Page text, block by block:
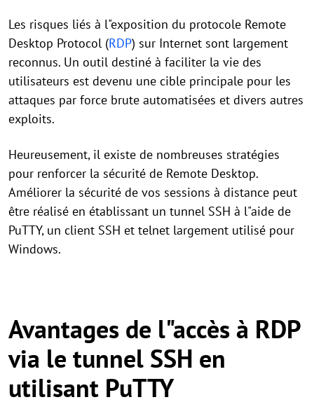
Les risques liés à l"exposition du protocole Remote
Desktop Protocol (RDP) sur Internet sont largement
reconnus. Un outil destiné à faciliter la vie des
utilisateurs est devenu une cible principale pour les
attaques par force brute automatisées et divers autres
exploits.
Heureusement, il existe de nombreuses stratégies
pour renforcer la sécurité de Remote Desktop.
Améliorer la sécurité de vos sessions à distance peut
être réalisé en établissant un tunnel SSH à l"aide de
PuTTY, un client SSH et telnet largement utilisé pour
Windows.
Avantages de l"accès à RDP
via le tunnel SSH en
utilisant PuTTY